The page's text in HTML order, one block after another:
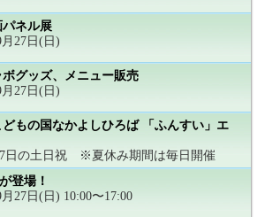
パネル展
27日(日)
ボグッズ、メニュー販売
27日(日)
もの国なかよしひろば 「ふんすい」エ
日の土日祝 ※夏休み期間は毎日開催
登場！
27日(日) 10:00〜17:00